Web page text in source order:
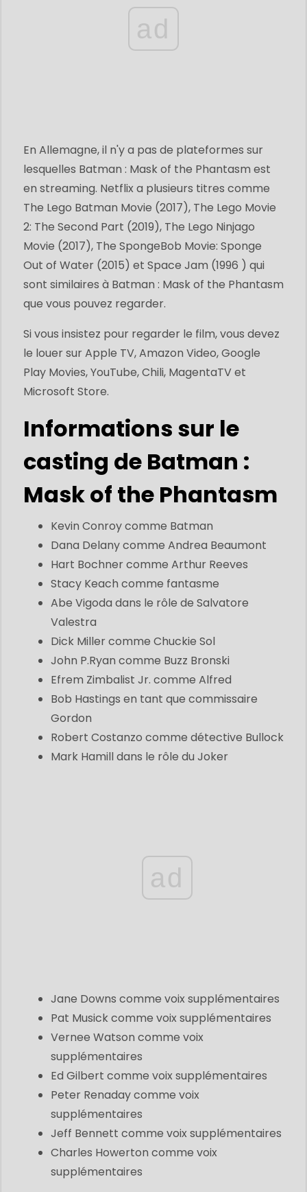
ad
En Allemagne, il n'y a pas de plateformes sur
lesquelles Batman : Mask of the Phantasm est
en streaming. Netflix a plusieurs titres comme
The Lego Batman Movie (2017), The Lego Movie
2: The Second Part (2019), The Lego Ninjago
Movie (2017), The SpongeBob Movie: Sponge
Out of Water (2015) et Space Jam (1996 ) qui
sont similaires à Batman : Mask of the Phantasm
que vous pouvez regarder.
Si vous insistez pour regarder le film, vous devez
le louer sur Apple TV, Amazon Video, Google
Play Movies, YouTube, Chili, MagentaTV et
Microsoft Store.
Informations sur le
casting de Batman :
Mask of the Phantasm
Kevin Conroy comme Batman
Dana Delany comme Andrea Beaumont
Hart Bochner comme Arthur Reeves
Stacy Keach comme fantasme
Abe Vigoda dans le rôle de Salvatore
Valestra
Dick Miller comme Chuckie Sol
John P.Ryan comme Buzz Bronski
Efrem Zimbalist Jr. comme Alfred
Bob Hastings en tant que commissaire
Gordon
Robert Costanzo comme détective Bullock
Mark Hamill dans le rôle du Joker
ad
Jane Downs comme voix supplémentaires
Pat Musick comme voix supplémentaires
Vernee Watson comme voix
supplémentaires
Ed Gilbert comme voix supplémentaires
Peter Renaday comme voix
supplémentaires
Jeff Bennett comme voix supplémentaires
Charles Howerton comme voix
supplémentaires